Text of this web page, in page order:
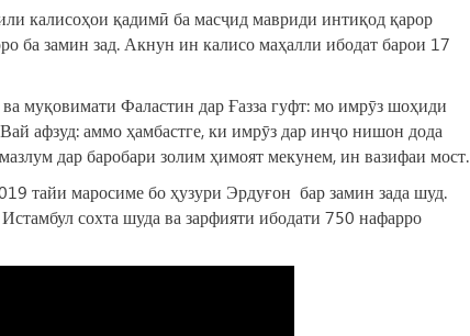
калисоҳои қадимӣ ба масҷид мавриди интиқод қарор
ба замин зад. Акнун ин калисо маҳалли ибодат барои 17
муқовимати Фаластин дар Ғазза гуфт: мо имрӯз шоҳиди
афзуд: аммо ҳамбастге, ки имрӯз дар инҷо нишон дода
дар баробари золим ҳимоят мекунем, ин вазифаи мост.
тайи маросиме бо ҳузури Эрдуғон бар замин зада шуд.
сохта шуда ва зарфияти ибодати 750 нафарро